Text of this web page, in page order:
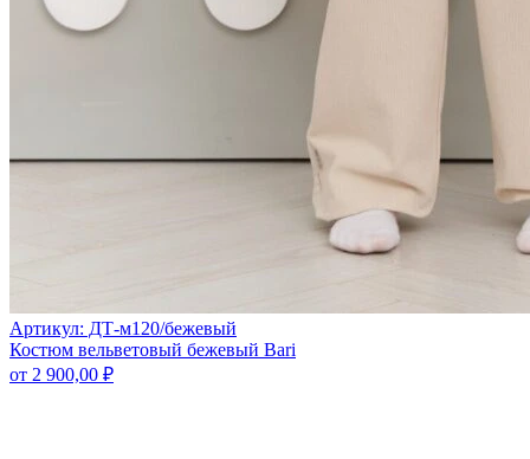
Артикул: ДТ-м120/бежевый
Костюм вельветовый бежевый Bari
от 2 900,00 ₽